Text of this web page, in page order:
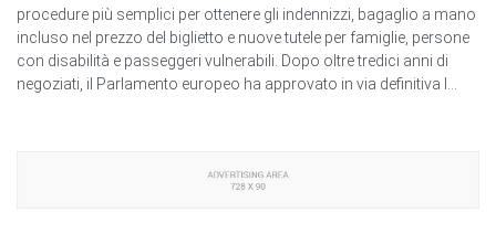
procedure più semplici per ottenere gli indennizzi, bagaglio a mano
incluso nel prezzo del biglietto e nuove tutele per famiglie, persone
con disabilità e passeggeri vulnerabili. Dopo oltre tredici anni di
negoziati, il Parlamento europeo ha approvato in via definitiva l...